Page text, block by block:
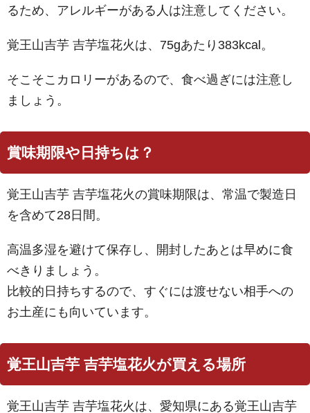
るため、アレルギーがある人は注意してください。
覚王山吉芋 吉芋塩花火は、75gあたり383kcal。
そこそこカロリーがあるので、食べ過ぎには注意し
ましょう。
賞味期限や日持ちは？
覚王山吉芋 吉芋塩花火の賞味期限は、常温で製造日
を含めて28日間。
高温多湿を避けて保存し、開封したあとは早めに食
べきりましょう。
比較的日持ちするので、すぐには渡せない相手への
お土産にも向いています。
覚王山吉芋 吉芋塩花火が買える場所
覚王山吉芋 吉芋塩花火は、愛知県にある覚王山吉芋